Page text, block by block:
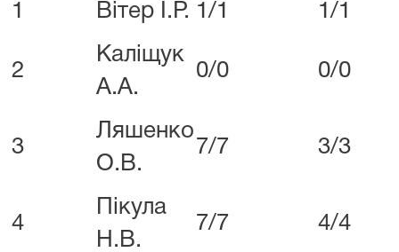
1 Вітер І.Р. 1/1 1/1
2
Каліщук
А.А.
0/0 0/0
3
Ляшенко
О.В.
7/7 3/3
4
Пікула
Н.В.
7/7 4/4